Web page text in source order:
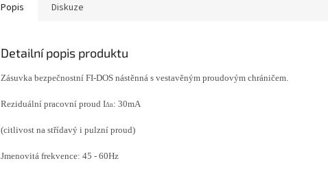
Popis Diskuze
Detailní popis produktu
Zásuvka bezpečnostní FI-DOS nástěnná s vestavěným proudovým chráničem.
Reziduální pracovní proud IΔn: 30mA
(citlivost na střídavý i pulzní proud)
Jmenovitá frekvence: 45 - 60Hz